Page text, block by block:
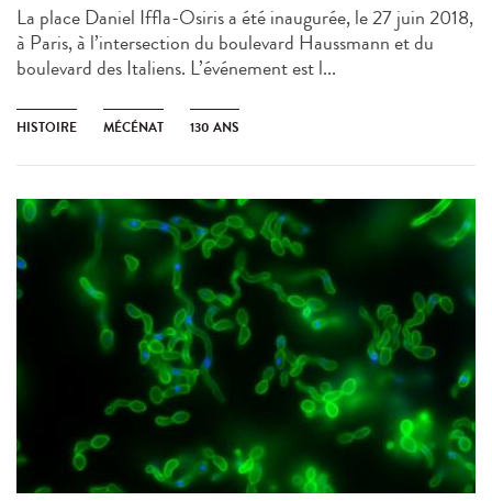
La place Daniel Iffla-Osiris a été inaugurée, le 27 juin 2018,
à Paris, à l’intersection du boulevard Haussmann et du
boulevard des Italiens. L’événement est l...
HISTOIRE MÉCÉNAT 130 ANS